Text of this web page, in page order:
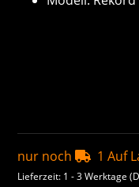
nur noch 1 Auf
Lieferzeit: 1 - 3 Werktage